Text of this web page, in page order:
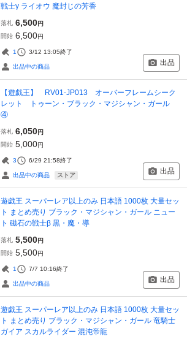
戦士γ ライオウ 魔封じの芳香
落札 6,500円
開始 6,500円
1 3/12 13:05終了
出品中の商品 出品
【遊戯王】 RV01-JP013 オーバーフレームシーク
レット トゥーン・ブラック・マジシャン・ガール
④
落札 6,050円
開始 5,000円
3 6/29 21:58終了
出品中の商品 ストア 出品
遊戯王 スーパーレア以上のみ 日本語 1000枚 大量セッ
ト まとめ売り ブラック・マジシャン・ガール ニュー
ト 磁石の戦士β 黒・魔・導
落札 5,500円
開始 5,500円
1 7/7 10:16終了
出品中の商品 出品
遊戯王 スーパーレア以上のみ 日本語 1000枚 大量セッ
ト まとめ売り ブラック・マジシャン・ガール 竜騎士
ガイア スカルライダー 混沌帝龍